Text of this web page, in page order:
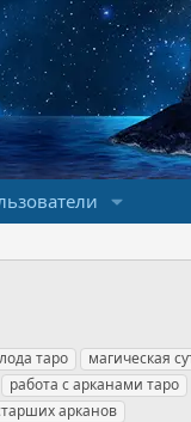
таро магическая
работа с арканами таро
арканов